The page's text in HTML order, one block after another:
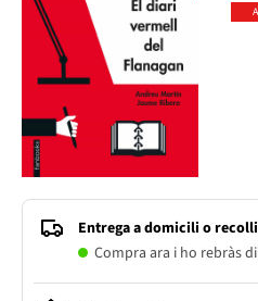
Entrega a domicili o
Compra ara i ho rebràs